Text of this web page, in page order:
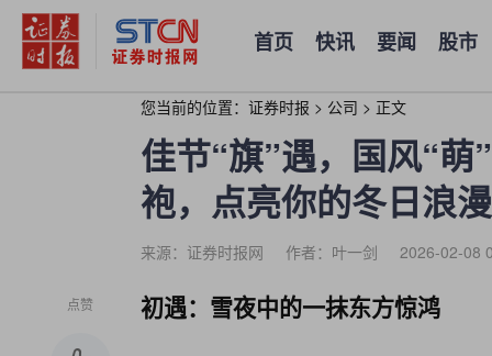
首页 快讯 要闻 股市
您当前的位置： 证券时报 > 公司 > 正文
佳节“旗”遇，国风“
袍，点亮你的冬日浪漫
来源：证券时报网 作者：叶一剑 2026-02-08
点赞 初遇：雪夜中的一抹东方惊鸿